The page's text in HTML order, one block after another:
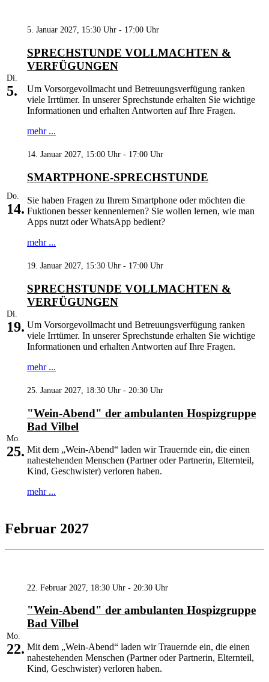
Di.
5.
5. Januar 2027, 15:30 Uhr - 17:00 Uhr
SPRECHSTUNDE VOLLMACHTEN &
VERFÜGUNGEN
Um Vorsorgevollmacht und Betreuungsverfügung ranken
viele Irrtümer. In unserer Sprechstunde erhalten Sie wichtige
Informationen und erhalten Antworten auf Ihre Fragen.
mehr ...
Do.
14.
14. Januar 2027, 15:00 Uhr - 17:00 Uhr
SMARTPHONE-SPRECHSTUNDE
Sie haben Fragen zu Ihrem Smartphone oder möchten die
Fuktionen besser kennenlernen? Sie wollen lernen, wie man
Apps nutzt oder WhatsApp bedient?
mehr ...
Di.
19.
19. Januar 2027, 15:30 Uhr - 17:00 Uhr
SPRECHSTUNDE VOLLMACHTEN &
VERFÜGUNGEN
Um Vorsorgevollmacht und Betreuungsverfügung ranken
viele Irrtümer. In unserer Sprechstunde erhalten Sie wichtige
Informationen und erhalten Antworten auf Ihre Fragen.
mehr ...
Mo.
25.
25. Januar 2027, 18:30 Uhr - 20:30 Uhr
"Wein-Abend" der ambulanten Hospizgruppe
Bad Vilbel
Mit dem „Wein-Abend“ laden wir Trauernde ein, die einen
nahestehenden Menschen (Partner oder Partnerin, Elternteil,
Kind, Geschwister) verloren haben.
mehr ...
Februar 2027
Mo.
22.
22. Februar 2027, 18:30 Uhr - 20:30 Uhr
"Wein-Abend" der ambulanten Hospizgruppe
Bad Vilbel
Mit dem „Wein-Abend“ laden wir Trauernde ein, die einen
nahestehenden Menschen (Partner oder Partnerin, Elternteil,
Kind, Geschwister) verloren haben.